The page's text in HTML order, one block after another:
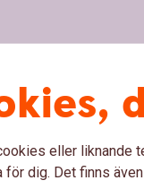
eller liknande
dig. Det finns